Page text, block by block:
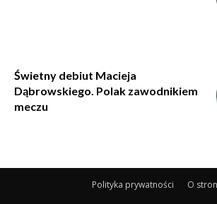
Świetny debiut Macieja
Dąbrowskiego. Polak zawodnikiem
meczu
Polityka prywatności O